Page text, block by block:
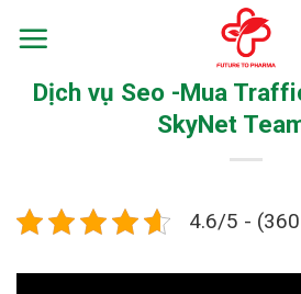
Dịch vụ Seo -Mua
SkyNet
4.6/5 -